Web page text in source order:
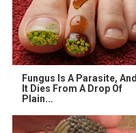
Fungus Is A Parasite, And
It Dies From A Drop Of
Plain...